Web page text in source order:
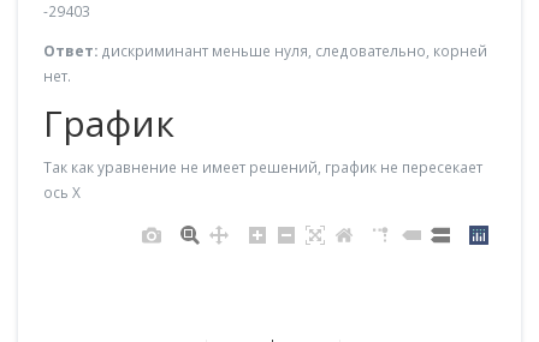
-29403
Ответ: дискриминант меньше нуля, следовательно, корней
нет.
График
Так как уравнение не имеет решений, график не пересекает
ось X